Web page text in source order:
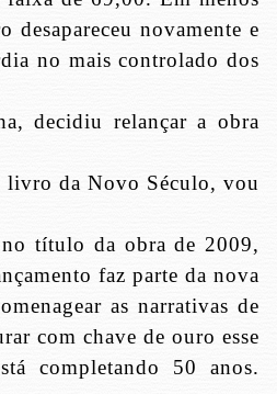
novamente e
no mais controlado dos
decidiu relançar a obra
livro da Novo Século, vou
título da obra de 2009,
faz parte da nova
as narrativas de
com chave de ouro esse
completando 50 anos.